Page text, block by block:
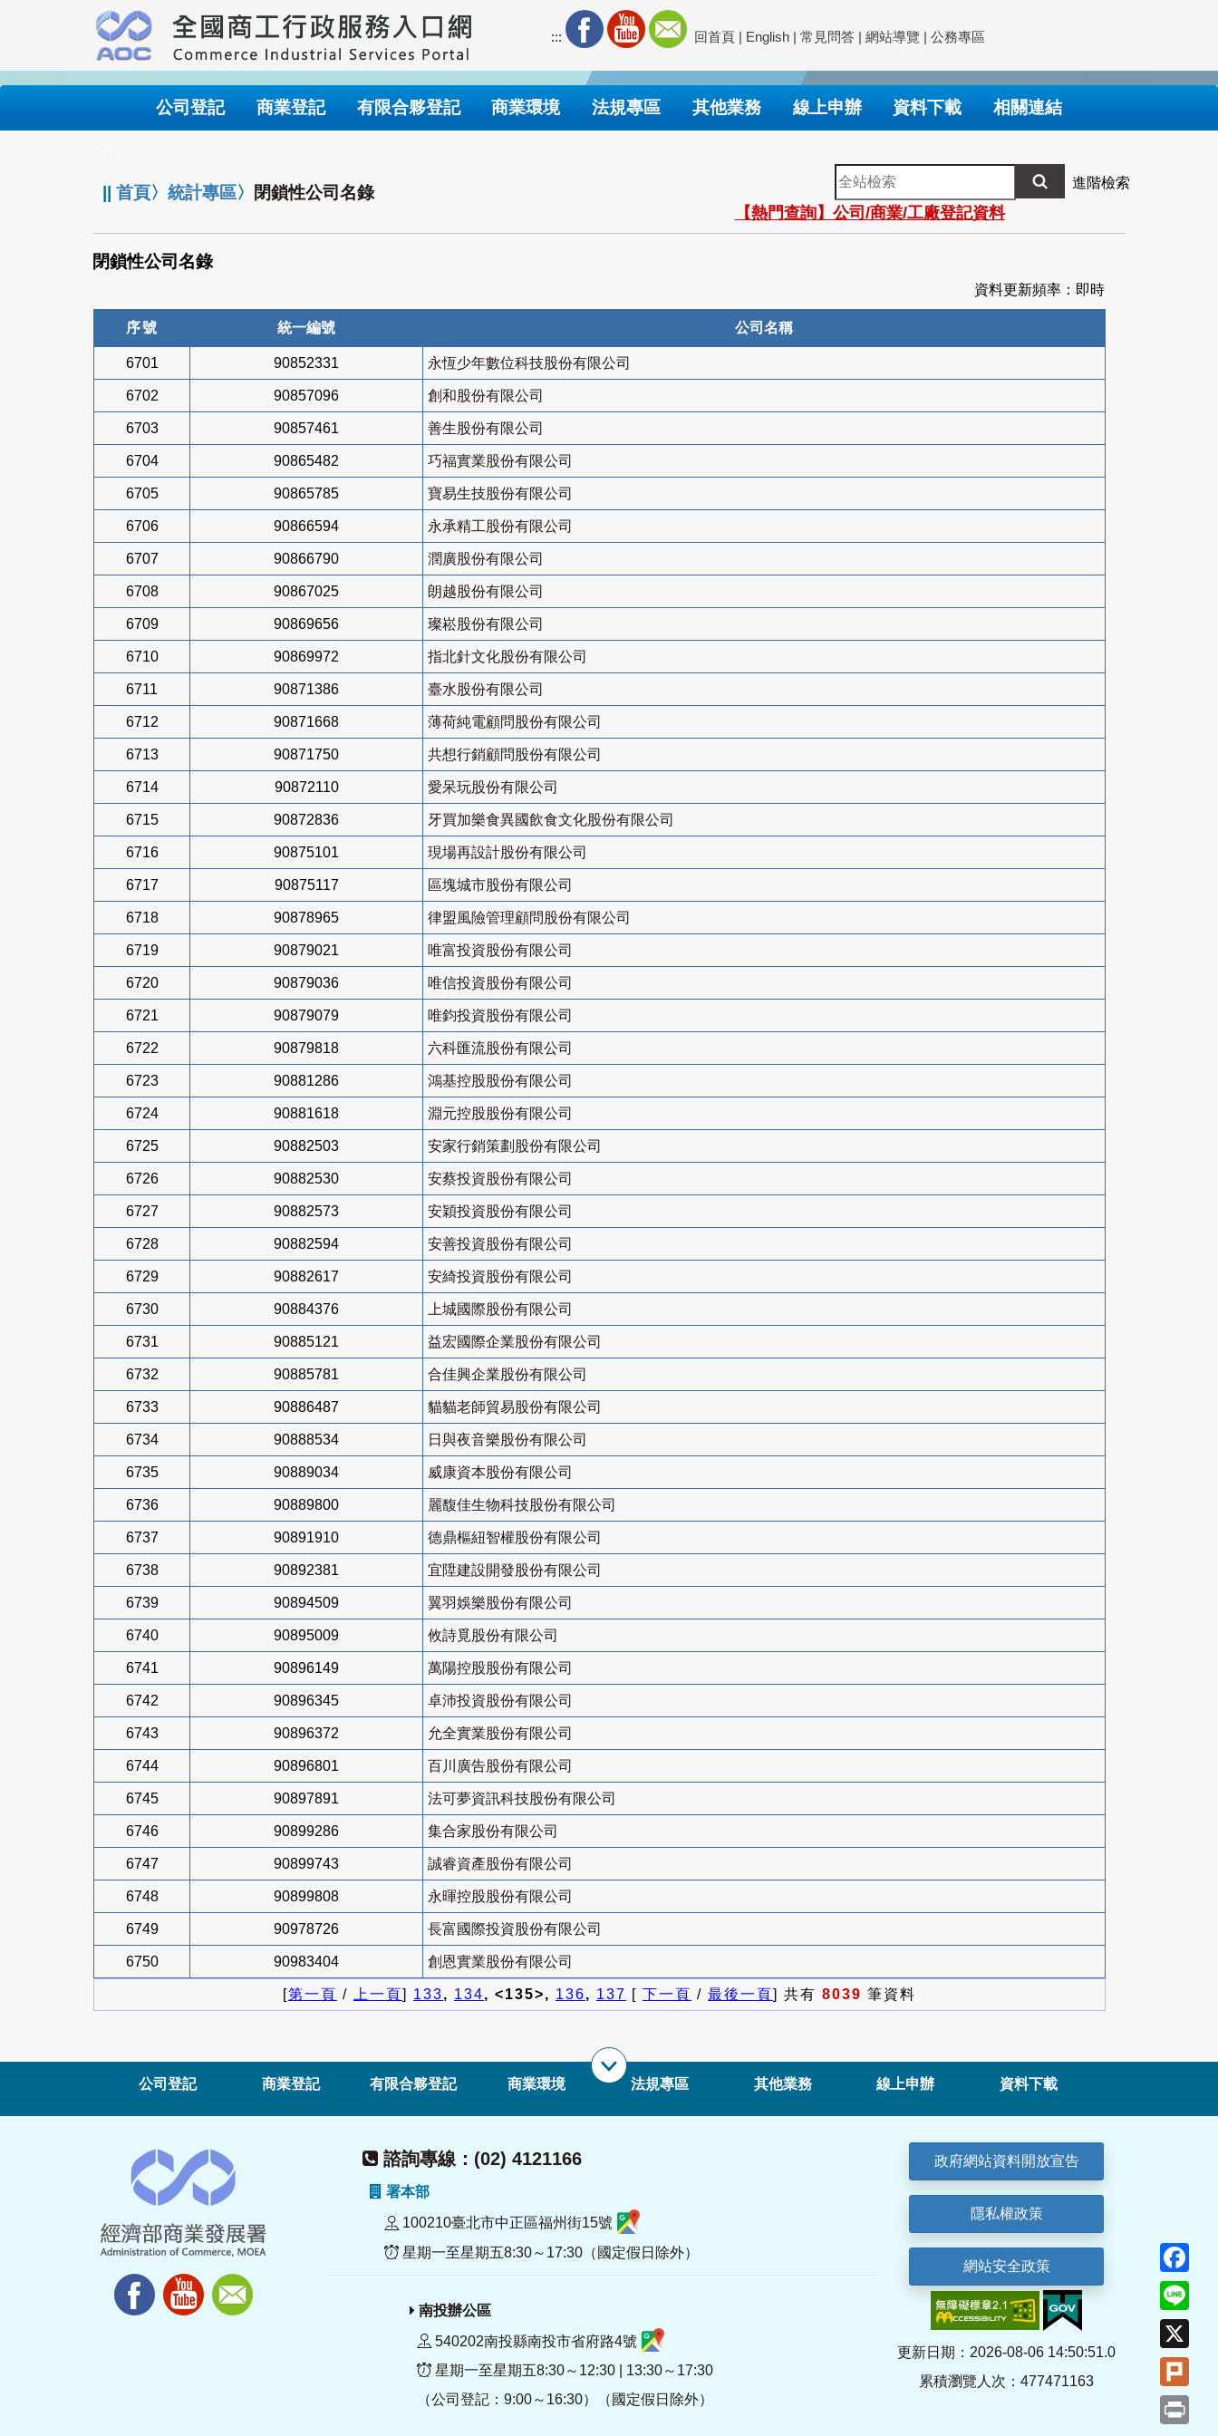
要
內
::: 回首頁 | English | 常見問答 | 網站導覽 | 公務專區
公司登記 商業登記 有限合夥登記 商業環境 法規專區 其他業務 線上申辦 資料下載 相關連結
||首頁〉統計專區〉 閉鎖性公司名錄
全
站
檢
索
進階檢索
【熱門查詢】公司/商業/工廠登記資料
閉鎖性公司名錄
資料更新頻率：即時
序號 統一編號 公司名稱
6701 90852331 永恆少年數位科技股份有限公司
6702 90857096 創和股份有限公司
6703 90857461 善生股份有限公司
6704 90865482 巧福實業股份有限公司
6705 90865785 寶易生技股份有限公司
6706 90866594 永承精工股份有限公司
6707 90866790 潤廣股份有限公司
6708 90867025 朗越股份有限公司
6709 90869656 璨崧股份有限公司
6710 90869972 指北針文化股份有限公司
6711 90871386 臺水股份有限公司
6712 90871668 薄荷純電顧問股份有限公司
6713 90871750 共想行銷顧問股份有限公司
6714 90872110 愛呆玩股份有限公司
6715 90872836 牙買加樂食異國飲食文化股份有限公司
6716 90875101 現場再設計股份有限公司
6717 90875117 區塊城市股份有限公司
6718 90878965 律盟風險管理顧問股份有限公司
6719 90879021 唯富投資股份有限公司
6720 90879036 唯信投資股份有限公司
6721 90879079 唯鈞投資股份有限公司
6722 90879818 六科匯流股份有限公司
6723 90881286 鴻基控股股份有限公司
6724 90881618 淵元控股股份有限公司
6725 90882503 安家行銷策劃股份有限公司
6726 90882530 安蔡投資股份有限公司
6727 90882573 安穎投資股份有限公司
6728 90882594 安善投資股份有限公司
6729 90882617 安綺投資股份有限公司
6730 90884376 上城國際股份有限公司
6731 90885121 益宏國際企業股份有限公司
6732 90885781 合佳興企業股份有限公司
6733 90886487 貓貓老師貿易股份有限公司
6734 90888534 日與夜音樂股份有限公司
6735 90889034 威康資本股份有限公司
6736 90889800 麗馥佳生物科技股份有限公司
6737 90891910 德鼎樞紐智權股份有限公司
6738 90892381 宜陞建設開發股份有限公司
6739 90894509 翼羽娛樂股份有限公司
6740 90895009 攸詩覓股份有限公司
6741 90896149 萬陽控股股份有限公司
6742 90896345 卓沛投資股份有限公司
6743 90896372 允全實業股份有限公司
6744 90896801 百川廣告股份有限公司
6745 90897891 法可夢資訊科技股份有限公司
6746 90899286 集合家股份有限公司
6747 90899743 誠睿資產股份有限公司
6748 90899808 永暉控股股份有限公司
6749 90978726 長富國際投資股份有限公司
6750 90983404 創恩實業股份有限公司
[第一頁 / 上一頁] 133, 134, <135>, 136, 137 [ 下一頁 / 最後一頁] 共有 8039 筆資料
公司登記 商業登記 有限合夥登記 商業環境 法規專區 其他業務 線上申辦 資料下載
諮詢專線：(02) 4121166
署本部
100210臺北市中正區福州街15號
星期一至星期五8:30～17:30（國定假日除外）
南投辦公區
540202南投縣南投市省府路4號
星期一至星期五8:30～12:30 | 13:30～17:30
（公司登記：9:00～16:30）（國定假日除外）
政府網站資料開放宣告
隱私權政策
網站安全政策
更新日期：2026-08-06 14:50:51.0
累積瀏覽人次：477471163